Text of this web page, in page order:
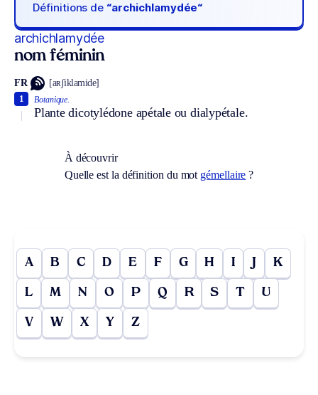
Définitions de “archichlamydée“
archichlamydée
nom féminin
FR [aʀʃiklamide]
Botanique.
Plante dicotylédone apétale ou dialypétale.
1
À découvrir
Quelle est la définition du mot gémellaire ?
A B C D E F G H I J K
L M N O P Q R S T U
V W X Y Z